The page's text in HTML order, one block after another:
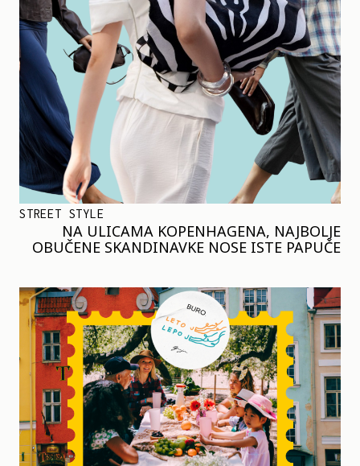
STREET STYLE
NA ULICAMA KOPENHAGENA, NAJBOLJE
OBUČENE SKANDINAVKE NOSE ISTE PAPUČE